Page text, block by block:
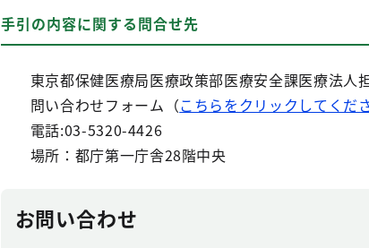
手引の内容に関する問合せ先
東京都保健医療局医療政策部医療安全課医療法人
問い合わせフォーム（こちらをクリックしてくだ
電話:03-5320-4426
場所：都庁第一庁舎28階中央
お問い合わせ